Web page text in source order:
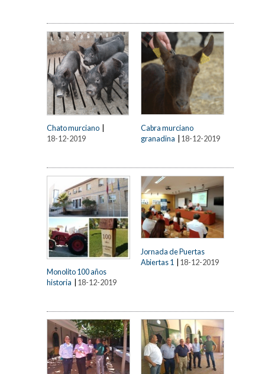
Chato murciano
18-12-2019
Cabra murciano
granadina | 18-12-2019
Monolito 100 años
historia
18-12-2019
Jornada de Puertas
Abiertas 1 | 18-12-2019